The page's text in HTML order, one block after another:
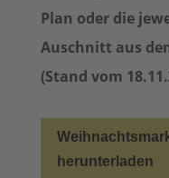
Plan oder die
Auschnitt aus
(Stand vom
herunterladen